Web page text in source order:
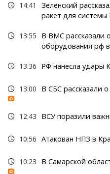
14:41
Зеленский
ракет для системы
13:55
В ВМС рассказали
оборудования рф
13:36 РФ нанесла удары
13:00 В СБС рассказали
12:43 ВСУ поразили
10:56 Атакован НПЗ в
10:23 В Самарской